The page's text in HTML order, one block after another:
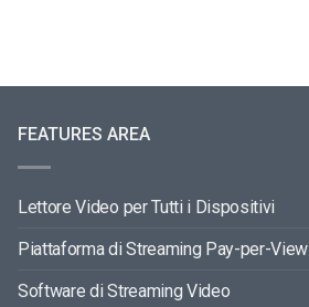
FEATURES AREA
Lettore Video per Tutti i Dispositivi
Piattaforma di Streaming Pay-per-View
Software di Streaming Video